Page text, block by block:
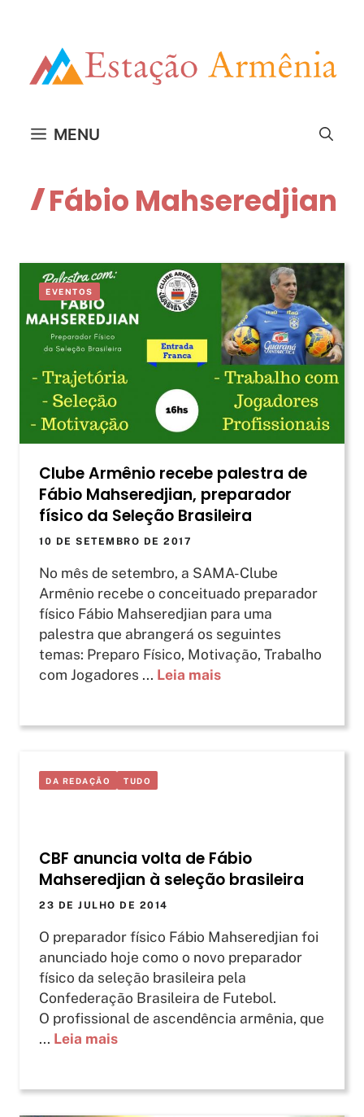
MENU
Fábio Mahseredjian
EVENTOS
Clube Armênio recebe palestra de
Fábio Mahseredjian, preparador
físico da Seleção Brasileira
10 DE SETEMBRO DE 2017
No mês de setembro, a SAMA-Clube
Armênio recebe o conceituado preparador
físico Fábio Mahseredjian para uma
palestra que abrangerá os seguintes
temas: Preparo Físico, Motivação, Trabalho
com Jogadores ... Leia mais
DA REDAÇÃO TUDO
CBF anuncia volta de Fábio
Mahseredjian à seleção brasileira
23 DE JULHO DE 2014
O preparador físico Fábio Mahseredjian foi
anunciado hoje como o novo preparador
físico da seleção brasileira pela
Confederação Brasileira de Futebol.
O profissional de ascendência armênia, que
... Leia mais